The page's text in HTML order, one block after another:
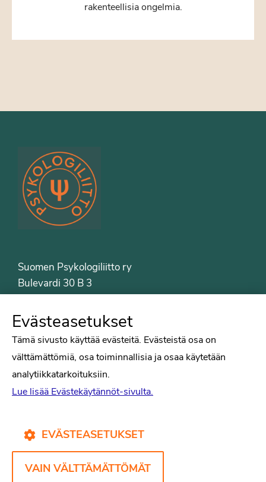
rakenteellisia ongelmia.
Suomen Psykologiliitto ry
Bulevardi 30 B 3
Puh. 09-6122 9122
Psykologiliiton sivut
Tiede
Puheenvuorot
Kirjat
Yhteystiedot
Evästeasetukset
Tämä sivusto käyttää evästeitä. Evästeistä osa on
välttämättömiä, osa toiminnallisia ja osaa käytetään
analytiikkatarkoituksiin.
Lue lisää Evästekäytännöt-sivulta.
EVÄSTEASETUKSET
VAIN VÄLTTÄMÄTTÖMÄT